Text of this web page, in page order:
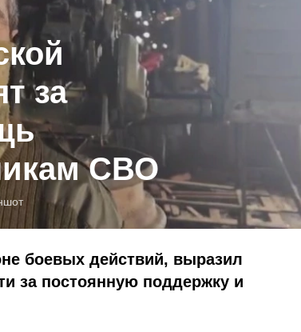
за
СВО
боевых действий, выразил
за постоянную поддержку и